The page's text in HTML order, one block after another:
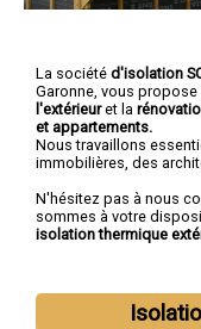
La société d'isolation
Garonne, vous propose
l'extérieuret la
et appartements.
Nous travaillons
immobilières, des
N'hésitez pas à nous
sommes à votre
isolation thermique